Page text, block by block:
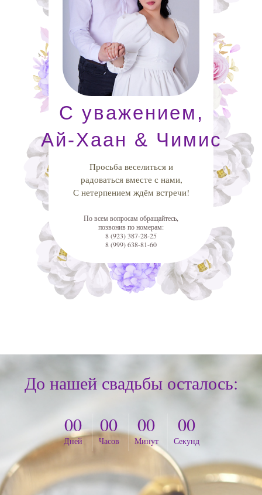
Просьба веселиться и
радоваться вместе с нами,
С нетерпением ждём встречи!
С уважением,
Ай-Хаан & Чимис
По всем вопросам обращайтесь,
позвонив по номерам:
8 (923) 387-28-25
8 (999) 638-81-60
До нашей свадьбы осталось:
00
Дней
00
Часов
00
Минут
00
Секунд